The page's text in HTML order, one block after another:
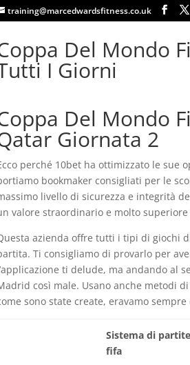
training@marcedwardsfitness.co.uk
Del Mondo
I Giorni
Del Mondo
Giornata 2
perché 10bet ha ottimizzato le sue
bookmaker consigliati per le
livello di sicurezza e integrità
valore straordinario e molto
azienda offre tutti i tipi di giochi
Ti consigliamo di provarlo per
ti delude, ma andando al
così male. Usano anche metodi
sono state create, eravamo
Sistema di
fifa